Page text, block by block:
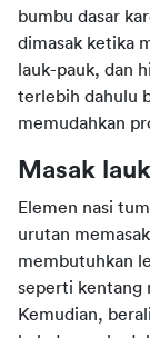
bumbu dasar
dimasak ketika
lauk-pauk, dan
terlebih dahulu
memudahkan
Masak
Elemen nasi
urutan
membutuhkan
seperti kentang
Kemudian,